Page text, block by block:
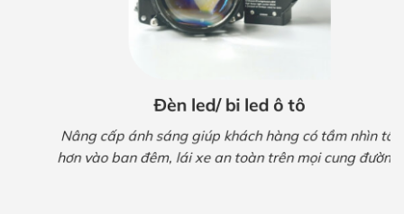
Thiết bị được thiết kế gọn gàng, không có gì đặt
Quá trình hoạt động ổn định, hiếm xảy ra lỗi
Hỗ trợ tương thích hầu hết với các loại màn hình
Android hiện nay
Đèn led/ bi led ô tô
Nâng cấp ánh sáng giúp khách hàng có tầm nhìn tốt
hơn vào ban đêm, lái xe an toàn trên mọi cung đường.